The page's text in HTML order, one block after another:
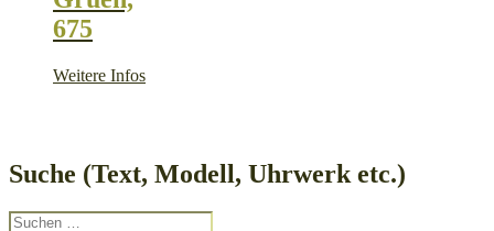
675
Weitere Infos
Suche (Text, Modell, Uhrwerk etc.)
Suche